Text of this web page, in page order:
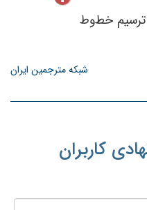
خط‌وط‌
شبکه مترجمین ایران
کاربران